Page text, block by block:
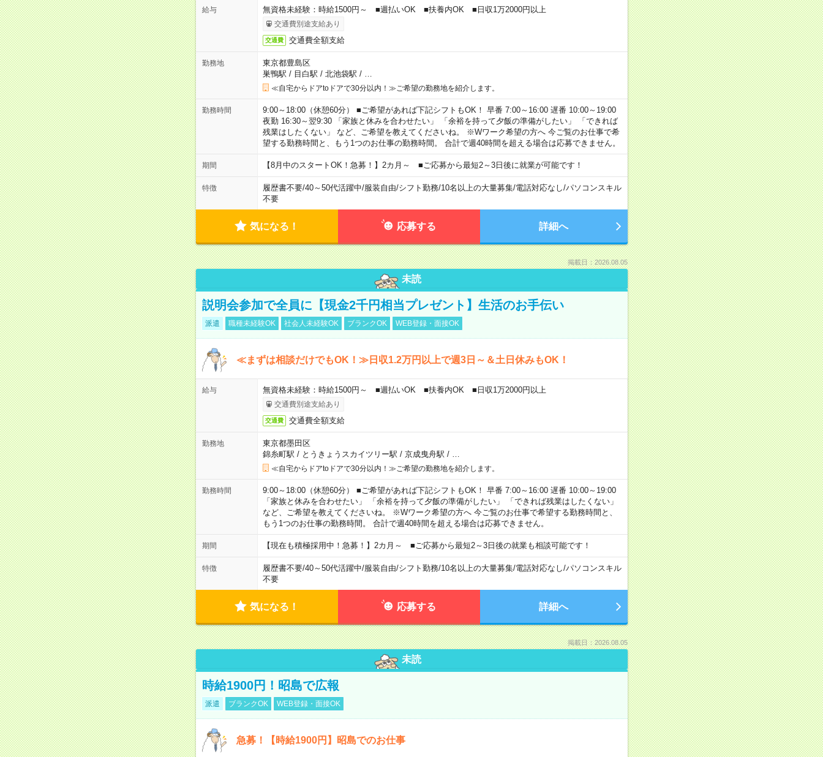
給与 無資格未経験：時給1500円～ ■週払いOK ■扶養内OK ■日収1万2000円以上
交通費別途支給あり
交通費 交通費全額支給
勤務地
東京都豊島区
巣鴨駅 / 目白駅 / 北池袋駅 /
≪自宅からドアtoドアで30分以内！≫ご希望の勤務地を紹介します。
勤務時間
9:00～18:00（休憩60分） ■ご希望があれば下記シフトもOK！ 早番 7:00～16:00 遅番 10:00～19:00
夜勤 16:30～翌9:30 「家族と休みを合わせたい」 「余裕を持って夕飯の準備がしたい」 「できれば
残業はしたくない」 など、ご希望を教えてくださいね。 ※Wワーク希望の方へ 今ご覧のお仕事で希
望する勤務時間と、もう1つのお仕事の勤務時間。 合計で週40時間を超える場合は応募できません。
期間 【8月中のスタートOK！急募！】2カ月～ ■ご応募から最短2～3日後に就業が可能です！
特徴 履歴書不要/40～50代活躍中/服装自由/シフト勤務/10名以上の大量募集/電話対応なし/パソコンスキル
不要
気になる！ 応募する 詳細へ
掲載日：2026.08.05
未読
説明会参加で全員に【現金2千円相当プレゼント】生活のお手伝い
派遣 職種未経験OK 社会人未経験OK ブランクOK WEB登録・面接OK
≪まずは相談だけでもOK！≫日収1.2万円以上で週3日～＆土日休みもOK！
給与 無資格未経験：時給1500円～ ■週払いOK ■扶養内OK ■日収1万2000円以上
交通費別途支給あり
交通費 交通費全額支給
勤務地
東京都墨田区
錦糸町駅 / とうきょうスカイツリー駅 / 京成曳舟駅 /
≪自宅からドアtoドアで30分以内！≫ご希望の勤務地を紹介します。
勤務時間
9:00～18:00（休憩60分） ■ご希望があれば下記シフトもOK！ 早番 7:00～16:00 遅番 10:00～19:00
「家族と休みを合わせたい」 「余裕を持って夕飯の準備がしたい」 「できれば残業はしたくない」
など、ご希望を教えてくださいね。 ※Wワーク希望の方へ 今ご覧のお仕事で希望する勤務時間と、
もう1つのお仕事の勤務時間。 合計で週40時間を超える場合は応募できません。
期間 【現在も積極採用中！急募！】2カ月～ ■ご応募から最短2～3日後の就業も相談可能です！
特徴 履歴書不要/40～50代活躍中/服装自由/シフト勤務/10名以上の大量募集/電話対応なし/パソコンスキル
不要
気になる！ 応募する 詳細へ
掲載日：2026.08.05
未読
時給1900円！昭島で広報
派遣 ブランクOK WEB登録・面接OK
急募！【時給1900円】昭島でのお仕事